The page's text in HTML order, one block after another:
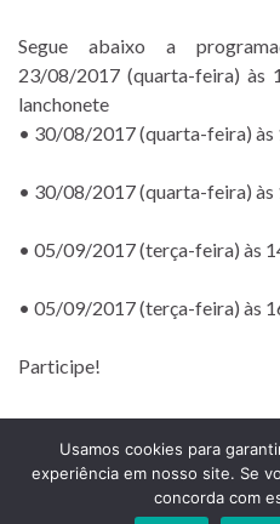
Segue abaixo a
23/08/2017 (quarta-feira) às
lanchonete
• 30/08/2017 (quarta-feira) às
• 30/08/2017 (quarta-feira) às
• 05/09/2017 (terça-feira) às
• 05/09/2017 (terça-feira) às
Participe!
Prefeitura Municipal de Comendador
Est União Indústria, S/Nº, KM 131
Usamos cookies para
experiência em nosso site. Se
concorda com